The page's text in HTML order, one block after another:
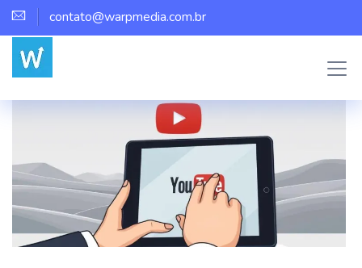
contato@warpmedia.com.br